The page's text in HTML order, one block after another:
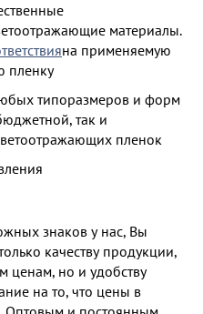
материалы.
на применяемую
пленку
типоразмеров и форм
так и
пленок
знаков у нас, Вы
качеству продукции,
ценам, но и удобству
на то, что цены в